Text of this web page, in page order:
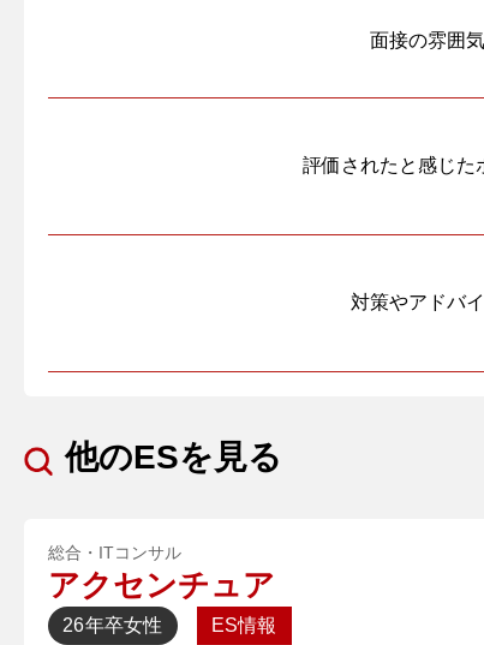
面接の雰囲気
評価されたと感じた
対策やアドバ
他のESを見る
総合・ITコンサル
アクセンチュア
26年卒女性 ES情報